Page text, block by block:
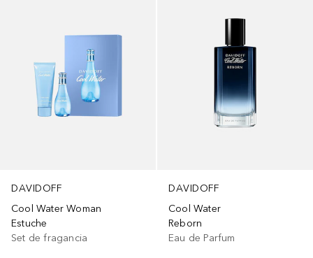
DAVIDOFF
Cool Water Woman
Estuche
Set de fragancia
DAVIDOFF
Cool Water
Reborn
Eau de Parfum